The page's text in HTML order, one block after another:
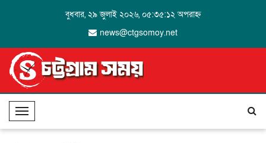
বুধবার, ২৯ জুলাই ২০২৬, ০৫:৩৫:১২ অপরাহ্ন
news@ctgsomoy.net
T
o